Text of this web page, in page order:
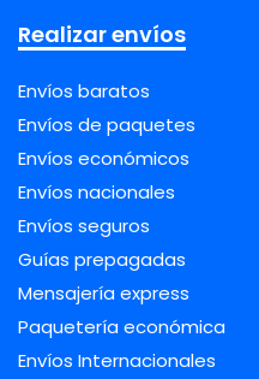
Realizar envíos
Envíos baratos
Envíos de paquetes
Envíos económicos
Envíos nacionales
Envíos seguros
Guías prepagadas
Mensajería express
Paquetería económica
Envíos Internacionales